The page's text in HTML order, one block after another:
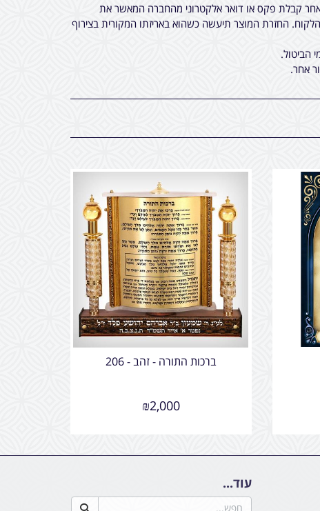
קבלת פקס או דואר אלקטרוני מהחברה המאשר את
החזרת המוצר תיעשה כשהוא באריזתו המקורית בצירוף
הביטול.
אחר.
ברכות התורה - זהב - 206
₪2,000
עוד...